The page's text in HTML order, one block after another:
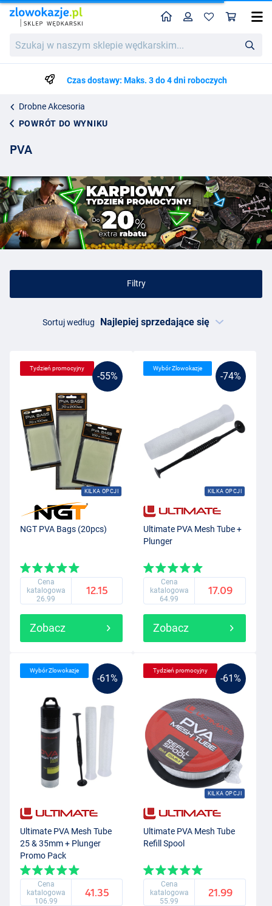
w
wędkarskim...
HomeProfil
Czas dostawy: Maks. 3 do 4 dni roboczych
Drobne Akcesoria
POWRÓT DO WYNIKU
PVA
Filtry
Sortuj według
-55%
KILKA OPCJI
Tydzień promocyjny
NGT PVA Bags (20pcs)
Cena
katalogowa
26.99
12.15
Zobacz
-74%
KILKA OPCJI
Wybór Zlowokazje
Ultimate PVA Mesh Tube +
Plunger
Cena
katalogowa
64.99
17.09
Zobacz
-61%
Wybór Zlowokazje
Ultimate PVA Mesh Tube
25 & 35mm + Plunger
Promo Pack
Cena
katalogowa
106.99
41.35
-61%
KILKA OPCJI
Tydzień promocyjny
Ultimate PVA Mesh Tube
Refill Spool
Cena
katalogowa
55.99
21.99